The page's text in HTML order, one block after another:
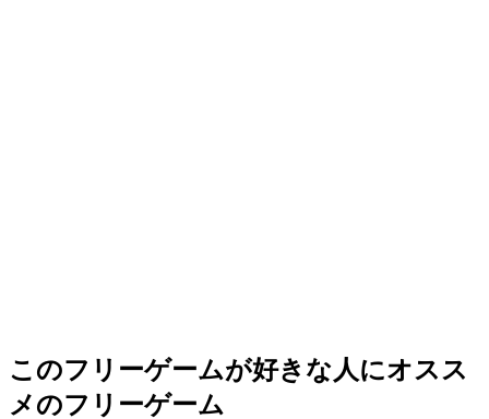
このフリーゲームが好きな人にオスス
メのフリーゲーム